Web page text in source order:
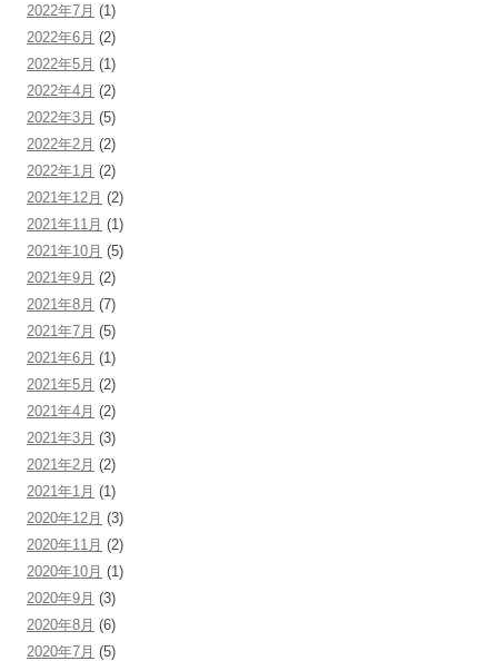
2022年7月 (1)
2022年6月 (2)
2022年5月 (1)
2022年4月 (2)
2022年3月 (5)
2022年2月 (2)
2022年1月 (2)
2021年12月 (2)
2021年11月 (1)
2021年10月 (5)
2021年9月 (2)
2021年8月 (7)
2021年7月 (5)
2021年6月 (1)
2021年5月 (2)
2021年4月 (2)
2021年3月 (3)
2021年2月 (2)
2021年1月 (1)
2020年12月 (3)
2020年11月 (2)
2020年10月 (1)
2020年9月 (3)
2020年8月 (6)
2020年7月 (5)